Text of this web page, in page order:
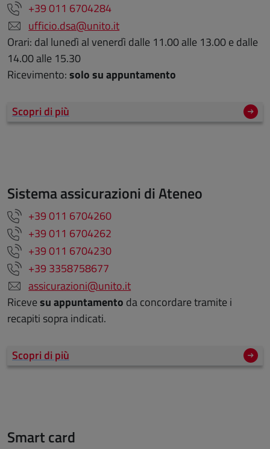
+39 011 6704284
ufficio.dsa@unito.it
Orari: dal lunedì al venerdì dalle 11.00 alle 13.00 e dalle
14.00 alle 15.30
Ricevimento:solo su appuntamento
Scopri di più
Sistema assicurazioni di Ateneo
+39 011 6704260
+39 011 6704262
+39 011 6704230
+39 3358758677
assicurazioni@unito.it
Ricevesu appuntamento da concordare tramite i
recapiti sopra indicati.
Scopri di più
Smart card